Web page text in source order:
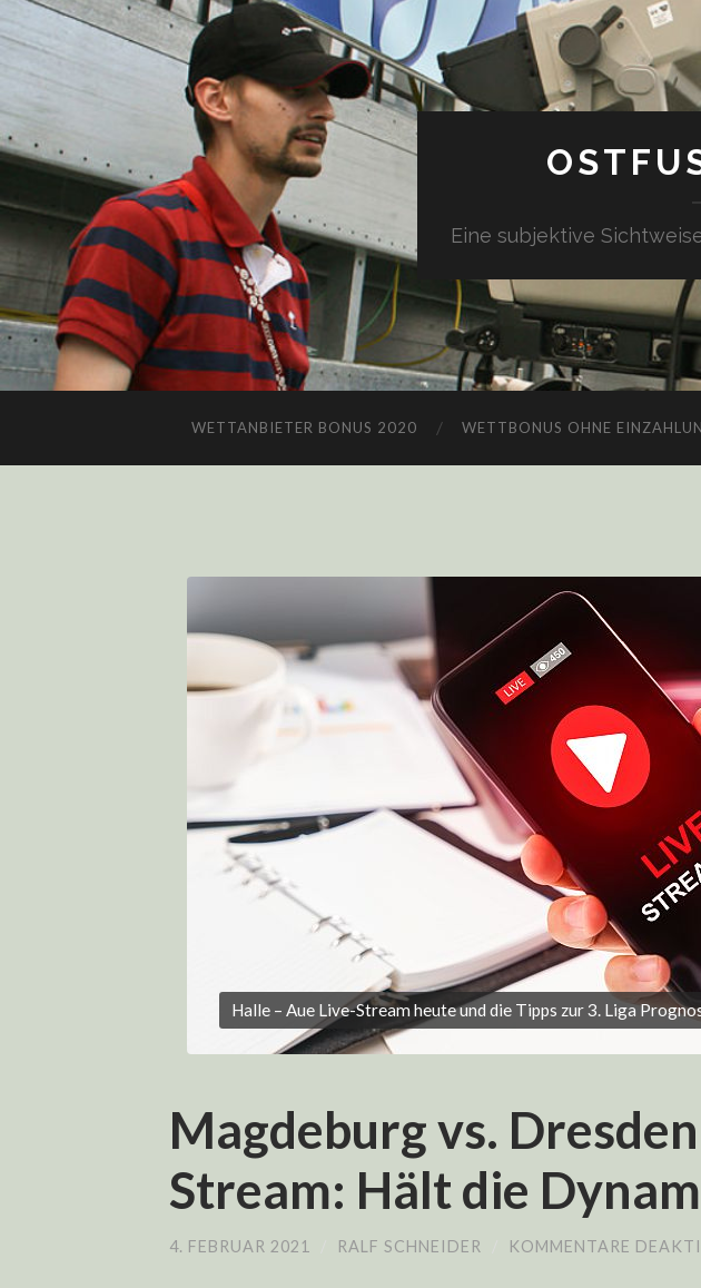
Eine subjektive
WETTANBIETER BONUS 2020 WETTBONUS OHNE
Halle – Aue Live-Stream heute und die Tipps zur 3. Liga
Magdeburg vs.
Stream: Hält die
4. FEBRUAR 2021 RALF SCHNEIDER KOMMENTARE